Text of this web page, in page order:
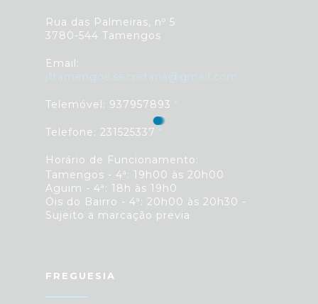
Rua das Palmeiras, nº 5
3780-544 Tamengos
Email:
jftamengos.secretaria@gmail.com
Telemóvel: 937957893
Telefone: 231525337
Horário de Funcionamento:
Tamengos - 4ª: 19h00 às 20h00
Aguim - 4ª: 18h às 19h0
Óis do Bairro - 4ª: 20h00 às 20h30 -
Sujeito a marcação previa
FREGUESIA